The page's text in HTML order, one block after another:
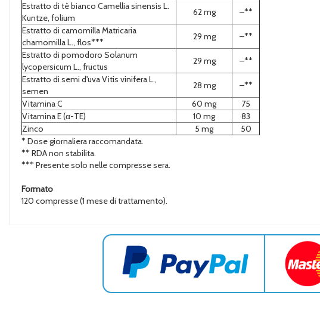
Estratto di tè bianco Camellia sinensis L.
Kuntze, folium
62 mg
–**
Estratto di camomilla Matricaria
chamomilla L., flos***
29 mg
–**
Estratto di pomodoro Solanum
lycopersicum L., fructus
29 mg
–**
Estratto di semi d'uva Vitis vinifera L.,
semen
28 mg
–**
Vitamina C
60 mg
75
Vitamina E (α-TE)
10 mg
83
Zinco
5 mg
50
* Dose giornaliera raccomandata.
** RDA non stabilita.
*** Presente solo nelle compresse sera.
Formato
120 compresse (1 mese di trattamento).